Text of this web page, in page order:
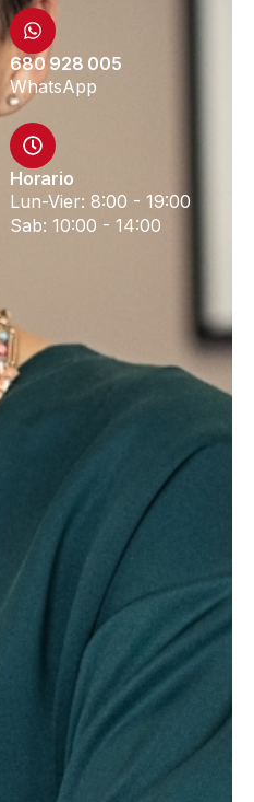
680 928 005
WhatsApp
Horario
Lun-Vier: 8:00 - 19:00
Sab: 10:00 - 14:00